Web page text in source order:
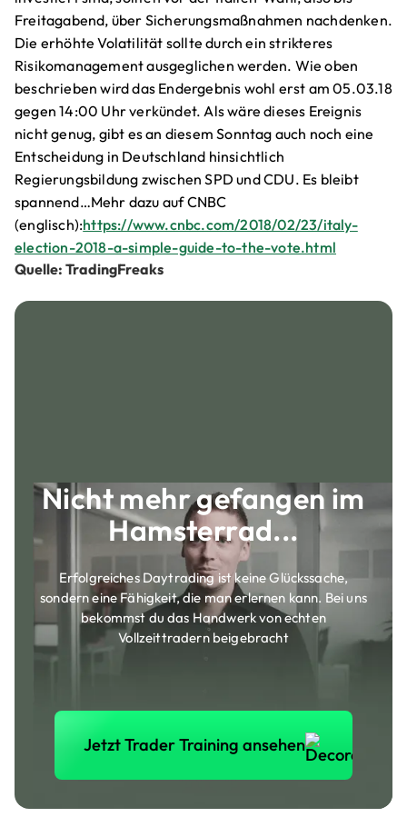
Freitagabend, über Sicherungsmaßnahmen nachdenken.
Die erhöhte Volatilität sollte durch ein strikteres
Risikomanagement ausgeglichen werden. Wie oben
beschrieben wird das Endergebnis wohl erst am 05.03.18
gegen 14:00 Uhr verkündet. Als wäre dieses Ereignis
nicht genug, gibt es an diesem Sonntag auch noch eine
Entscheidung in Deutschland hinsichtlich
Regierungsbildung zwischen SPD und CDU. Es bleibt
spannend…Mehr dazu auf CNBC
(englisch):https://www.cnbc.com/2018/02/23/italy-
election-2018-a-simple-guide-to-the-vote.html
Quelle: TradingFreaks
Nicht mehr gefangen im
Hamsterrad...
Erfolgreiches Daytrading ist keine Glückssache,
sondern eine Fähigkeit, die man erlernen kann. Bei uns
bekommst du das Handwerk von echten
Vollzeittradern beigebracht
Jetzt Trader Training ansehen
Jetzt Trader Training